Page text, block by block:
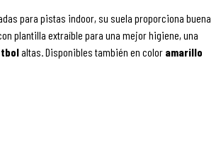
para pistas indoor, su suela proporciona buena
plantilla extraíble para una mejor higiene, una
altas. Disponibles también en color amarillo